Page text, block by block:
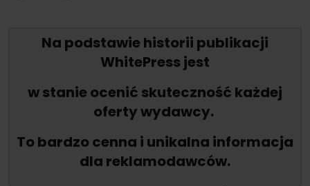
Na podstawie historii publikacji
WhitePress jest
w stanie ocenić skuteczność każdej
oferty wydawcy.
To bardzo cenna i unikalna informacja
dla reklamodawców.